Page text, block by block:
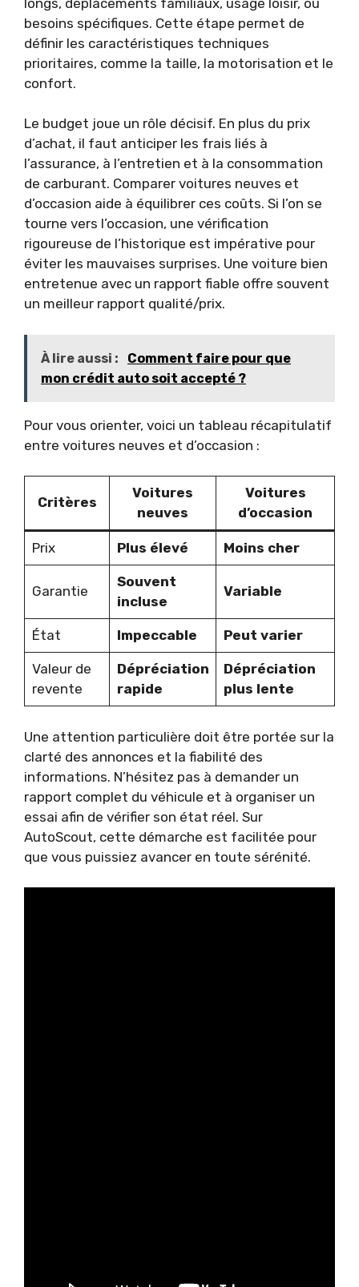
besoins spécifiques. Cette étape permet de
définir les caractéristiques techniques
prioritaires, comme la taille, la motorisation et le
confort.
Le budget joue un rôle décisif. En plus du prix
d’achat, il faut anticiper les frais liés à
l’assurance, à l’entretien et à la consommation
de carburant. Comparer voitures neuves et
d’occasion aide à équilibrer ces coûts. Si l’on se
tourne vers l’occasion, une vérification
rigoureuse de l’historique est impérative pour
éviter les mauvaises surprises. Une voiture bien
entretenue avec un rapport fiable offre souvent
un meilleur rapport qualité/prix.
À lire aussi :
Comment faire pour que
mon crédit auto soit accepté ?
Pour vous orienter, voici un tableau récapitulatif
entre voitures neuves et d’occasion :
Critères
Voitures
neuves
Voitures
d’occasion
Prix Plus élevé Moins cher
Garantie
Souvent
incluse
Variable
État Impeccable Peut varier
Valeur de
revente
Dépréciation
rapide
Dépréciation
plus lente
Une attention particulière doit être portée sur la
clarté des annonces et la fiabilité des
informations. N’hésitez pas à demander un
rapport complet du véhicule et à organiser un
essai afin de vérifier son état réel. Sur
AutoScout, cette démarche est facilitée pour
que vous puissiez avancer en toute sérénité.